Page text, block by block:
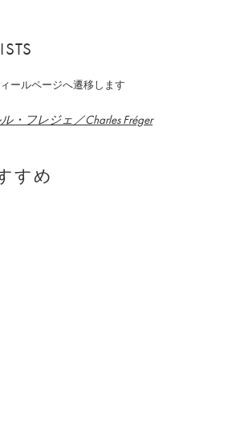
ールページへ遷移します
・フレジェ／Charles Fréger
すめ